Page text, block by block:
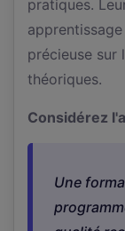
pratiques.
précieuse
théoriques.
Considérez
Une